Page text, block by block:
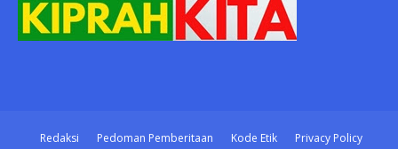
Redaksi Pedoman Pemberitaan Kode Etik Privacy Policy